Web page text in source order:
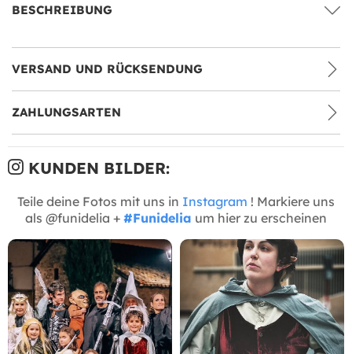
BESCHREIBUNG
VERSAND UND RÜCKSENDUNG
ZAHLUNGSARTEN
KUNDEN BILDER:
Teile deine Fotos mit uns in Instagram ! Markiere uns
als @funidelia + #Funidelia um hier zu erscheinen